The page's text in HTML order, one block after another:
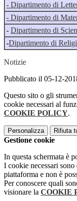
- Dipartimento di
- Dipartimento di
- Dipartimento di
-Dipartimento di
Notizie
Pubblicato il 05-12-
Questo sito o gli
cookie necessari al
COOKIE POLICY.
Personalizza Rifiuta
Gestione cookie
In questa schermata è
I cookie necessari
piattaforma e non è
Per conoscere quali
visionare la COOKIE